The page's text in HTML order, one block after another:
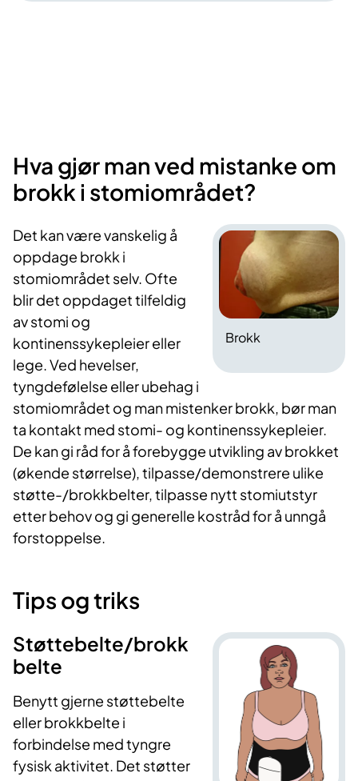
Hva gjør man ved mistanke om
brokk i stomiområdet?
Brokk
Det kan være vanskelig å
oppdage brokk i
stomiområdet selv. Ofte
blir det oppdaget tilfeldig
av stomi og
kontinenssykepleier eller
lege. Ved hevelser,
tyngdefølelse eller ubehag i
stomiområdet og man mistenker brokk, bør man
ta kontakt med stomi- og kontinenssykepleier.
De kan gi råd for å forebygge utvikling av brokket
(økende størrelse), tilpasse/demonstrere ulike
støtte-/brokkbelter, tilpasse nytt stomiutstyr
etter behov og gi generelle kostråd for å unngå
forstoppelse.
Tips og triks
Støttebelte/brokk
belte
Benytt gjerne støttebelte
eller brokkbelte i
forbindelse med tyngre
fysisk aktivitet. Det støtter